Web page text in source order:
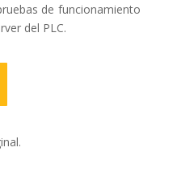
de funcionamiento
del PLC.